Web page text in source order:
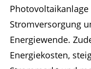
Stromversorgung
Energiewende.
Energiekosten,